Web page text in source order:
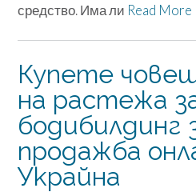
средство. Има ли Read More
Купете
на растежа
бодибилдинг
продажба
Украйна